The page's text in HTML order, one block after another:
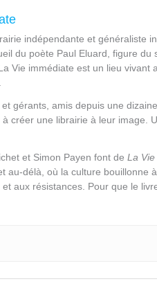
indépendante et généraliste
du poète Paul Eluard, figure
Vie immédiate est un lieu vivant
gérants, amis depuis une
créer une librairie à leur image.
et Simon Payen font de La
au-délà, où la culture bouillonne
aux résistances. Pour que le